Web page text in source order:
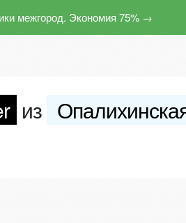
межгород. Экономия 75% →
из